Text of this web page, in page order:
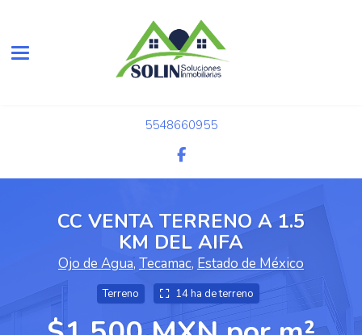
Toggle navigation
5548660955
CC VENTA TERRENO A 1.5
KM DEL AIFA
Ojo de Agua, Tecamac, Estado de México
Terreno 14 ha de terreno